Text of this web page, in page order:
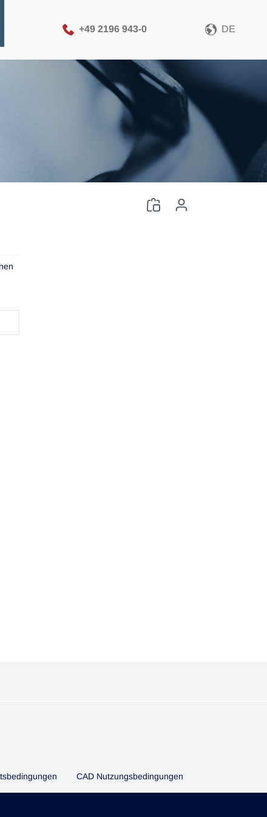
+49 2196 943-0 DE
CAD Nutzungsbedingungen